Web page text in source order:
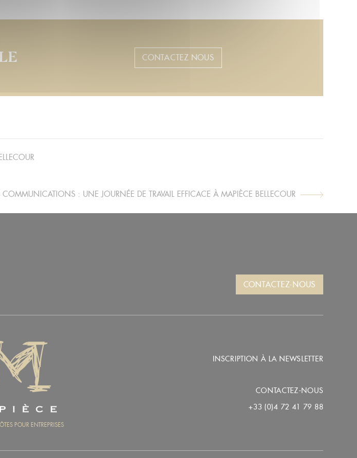
CONTACTEZ NOUS
: UNE JOURNÉE DE TRAVAIL EFFICACE À MAPIÈCE BELLECOUR
CONTACTEZ-NOUS
INSCRIPTION À LA NEWSLETTER
CONTACTEZ-NOUS
+33 (0)4 72 41 79 88
POUR ENTREPRISES